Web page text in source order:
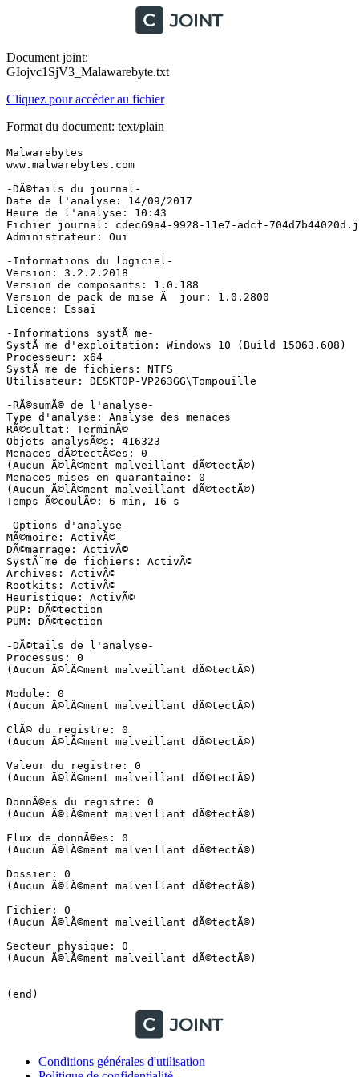
Document joint:
GIojvc1SjV3_Malawarebyte.txt
Cliquez pour accéder au fichier
Format du document: text/plain
Malwarebytes
www.malwarebytes.com
-DÃ©tails du journal-
Date de l'analyse: 14/09/2017
Heure de l'analyse: 10:43
Fichier journal: cdec69a4-9928-11e7-adcf-
Administrateur: Oui
-Informations du logiciel-
Version: 3.2.2.2018
Version de composants: 1.0.188
Version de pack de mise Ã  jour: 1.0.2800
Licence: Essai
-Informations systÃ¨me-
SystÃ¨me d'exploitation: Windows 10 (Build 15063.608)
Processeur: x64
SystÃ¨me de fichiers: NTFS
Utilisateur: DESKTOP-VP263GG\Tompouille
-RÃ©sumÃ© de l'analyse-
Type d'analyse: Analyse des menaces
RÃ©sultat: TerminÃ©
Objets analysÃ©s: 416323
Menaces dÃ©tectÃ©es: 0
(Aucun Ã©lÃ©ment malveillant dÃ©tectÃ©)
Menaces mises en quarantaine: 0
(Aucun Ã©lÃ©ment malveillant dÃ©tectÃ©)
Temps Ã©coulÃ©: 6 min, 16 s
-Options d'analyse-
MÃ©moire: ActivÃ©
DÃ©marrage: ActivÃ©
SystÃ¨me de fichiers: ActivÃ©
Archives: ActivÃ©
Rootkits: ActivÃ©
Heuristique: ActivÃ©
PUP: DÃ©tection
PUM: DÃ©tection
-DÃ©tails de l'analyse-
Processus: 0
(Aucun Ã©lÃ©ment malveillant dÃ©tectÃ©)
Module: 0
(Aucun Ã©lÃ©ment malveillant dÃ©tectÃ©)
ClÃ© du registre: 0
(Aucun Ã©lÃ©ment malveillant dÃ©tectÃ©)
Valeur du registre: 0
(Aucun Ã©lÃ©ment malveillant dÃ©tectÃ©)
DonnÃ©es du registre: 0
(Aucun Ã©lÃ©ment malveillant dÃ©tectÃ©)
Flux de donnÃ©es: 0
(Aucun Ã©lÃ©ment malveillant dÃ©tectÃ©)
Dossier: 0
(Aucun Ã©lÃ©ment malveillant dÃ©tectÃ©)
Fichier: 0
(Aucun Ã©lÃ©ment malveillant dÃ©tectÃ©)
Secteur physique: 0
(Aucun Ã©lÃ©ment malveillant dÃ©tectÃ©)
(end)
Conditions générales d'utilisation